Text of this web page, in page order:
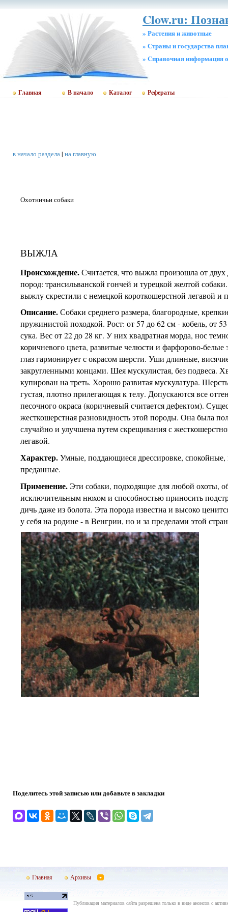
Clow.ru:
» Растения и животные
» Страны и государства
» Cправочная информация
Главная В начало Каталог Рефераты
в начало раздела| на главную
Охотничьи собаки
ВЫЖЛА
Происхождение.Считается, что выжла произошла от
пород: трансильванской гончей и турецкой желтой
выжлу скрестили с немецкой короткошерстной легавой и
Описание.Собаки среднего размера, благородные,
пружинистой походкой. Рост: от 57 до 62 см - кобель, от
сука. Вес от 22 до 28 кг. У них квадратная морда, нос
коричневого цвета, развитые челюсти и фарфорово-белые
глаз гармонирует с окрасом шерсти. Уши длинные,
закругленными концами. Шея мускулистая, без подвеса.
купирован на треть. Хорошо развитая мускулатура.
густая, плотно прилегающая к телу. Допускаются все
песочного окраса (коричневый считается дефектом).
жесткошерстная разновидность этой породы. Она была
случайно и улучшена путем скрещивания с
легавой.
Характер.Умные, поддающиеся дрессировке,
преданные.
Применение.Эти собаки, подходящие для любой охоты,
исключительным нюхом и способностью приносить
дичь даже из болота. Эта порода известна и высоко
у себя на родине - в Венгрии, но и за пределами этой
Поделитесь этой записью или добавьте в закладки
Главная Архивы
Публикация материалов сайта разрешена только в виде анонсов с